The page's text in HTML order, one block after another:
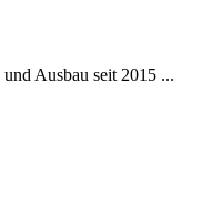
Ausbau seit 2015 ...